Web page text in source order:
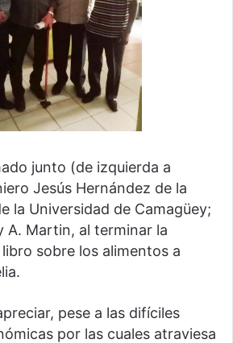
junto (de izquierda a
Jesús Hernández de la
la Universidad de Camagüey;
A. Martin, al terminar la
sobre los alimentos a
pese a las difíciles
por las cuales atraviesa